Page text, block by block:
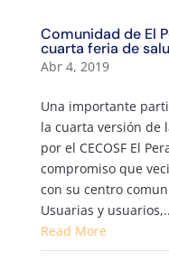
Comunidad de El
cuarta feria de
Abr 4, 2019
Una importante
la cuarta versión de
por el CECOSF El
compromiso que
con su centro
Usuarias y
Read More